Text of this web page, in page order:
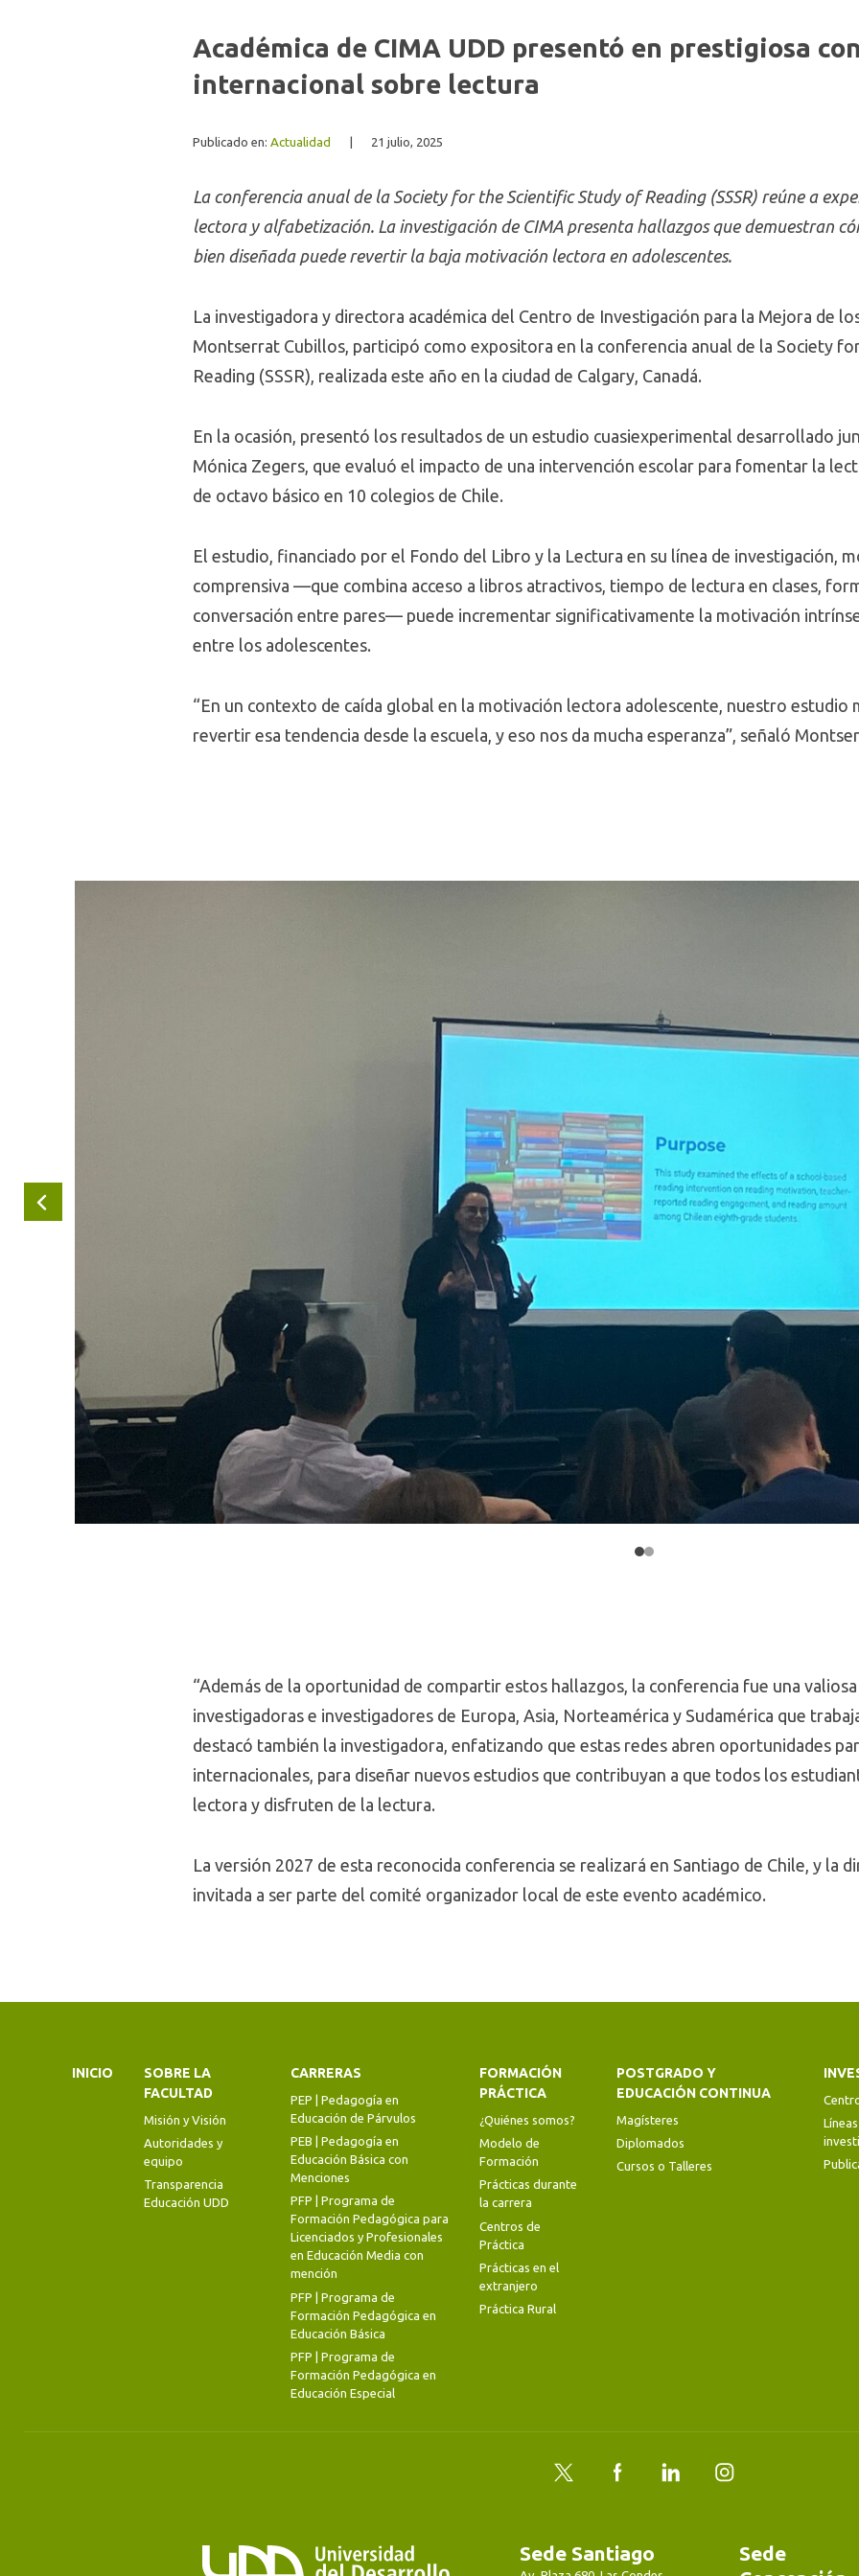
Académica de CIMA UDD presentó en prestigiosa
internacional sobre lectura
Publicado en: Actualidad 21 julio, 2025
La conferencia anual de la Society for the Scientific Study of Reading (SSSR) reúne a
lectora y alfabetización. La investigación de CIMA presenta hallazgos que demuestran
bien diseñada puede revertir la baja motivación lectora en adolescentes.
La investigadora y directora académica del Centro de Investigación para la Mejora de
Montserrat Cubillos, participó como expositora en la conferencia anual de la Society
Reading (SSSR), realizada este año en la ciudad de Calgary, Canadá.
En la ocasión, presentó los resultados de un estudio cuasiexperimental desarrollado
Mónica Zegers, que evaluó el impacto de una intervención escolar para fomentar la
de octavo básico en 10 colegios de Chile.
El estudio, financiado por el Fondo del Libro y la Lectura en su línea de investigación,
comprensiva —que combina acceso a libros atractivos, tiempo de lectura en clases,
conversación entre pares— puede incrementar significativamente la motivación
entre los adolescentes.
“En un contexto de caída global en la motivación lectora adolescente, nuestro estudio
revertir esa tendencia desde la escuela, y eso nos da mucha esperanza”, señaló
Anterior
“Además de la oportunidad de compartir estos hallazgos, la conferencia fue una
investigadoras e investigadores de Europa, Asia, Norteamérica y Sudamérica que
destacó también la investigadora, enfatizando que estas redes abren oportunidades
internacionales, para diseñar nuevos estudios que contribuyan a que todos los
lectora y disfruten de la lectura.
La versión 2027 de esta reconocida conferencia se realizará en Santiago de Chile, y la
invitada a ser parte del comité organizador local de este evento académico.
INICIO
SOBRE LA
FACULTAD
Misión y Visión
Autoridades y
equipo
Transparencia
Educación UDD
CARRERAS
PEP | Pedagogía en
Educación de Párvulos
PEB | Pedagogía en
Educación Básica con
Menciones
PFP | Programa de
Formación Pedagógica para
Licenciados y Profesionales
en Educación Media con
mención
PFP | Programa de
Formación Pedagógica en
Educación Básica
PFP | Programa de
Formación Pedagógica en
Educación Especial
FORMACIÓN
PRÁCTICA
¿Quiénes somos?
Modelo de
Formación
Prácticas durante
la carrera
Centros de
Práctica
Prácticas en el
extranjero
Práctica Rural
POSTGRADO Y
EDUCACIÓN CONTINUA
Magísteres
Diplomados
Cursos o Talleres
Twitter FacebookLinkedInInstagram
Sede Santiago
Sede